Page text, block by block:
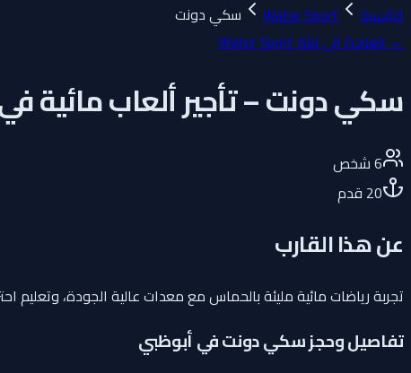
الرئيسية
Water Sport
سكي دونت
←العودة إلى فئة Water Sport
سكي دونت – تأجير ألعاب مائية
6شخص
20 قدم
عن هذا القارب
تجربة رياضات مائية مليئة بالحماس مع معدات عالية الجودة، وتعليم
تفاصيل وحجز سكي دونت في أبوظبي